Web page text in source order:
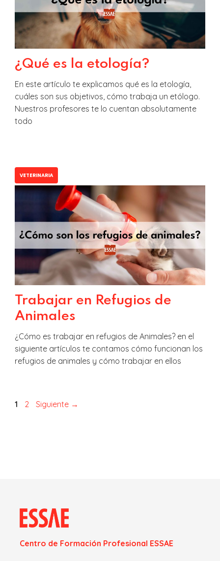
¿Qué es la etología?
En este artículo te explicamos qué es la etología,
cuáles son sus objetivos, cómo trabaja un etólogo.
Nuestros profesores te lo cuentan absolutamente
todo
VETERINARIA
Trabajar en Refugios de
Animales
¿Cómo es trabajar en refugios de Animales? en el
siguiente artículos te contamos cómo funcionan los
refugios de animales y cómo trabajar en ellos
Página
1 Página
2 Siguiente →
Centro de Formación Profesional ESSAE